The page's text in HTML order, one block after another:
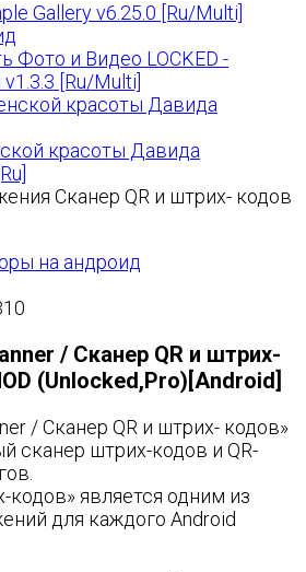
Gallery v6.25.0 [Ru/Multi]
LOCKED -
[Ru/Multi]
красоты Давида
на андроид
/ Сканер QR и штрих-
(Unlocked,Pro)[Android]
/ Сканер QR и штрих- кодов»
сканер штрих-кодов и QR-
кодов» является одним из
для каждого Android